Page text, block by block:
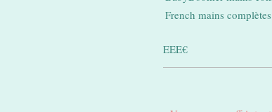
French mains complètes
EEE€